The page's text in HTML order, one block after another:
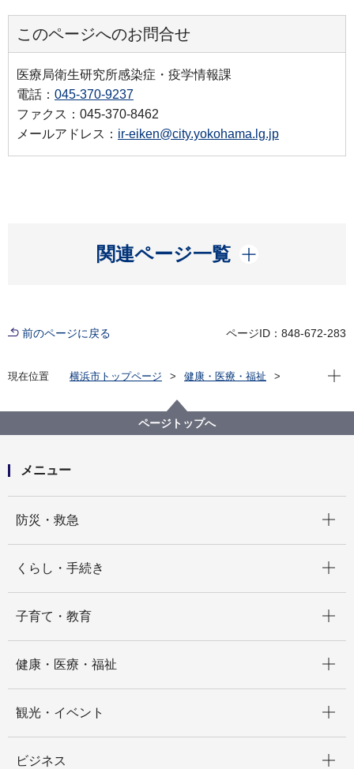
このページへのお問合せ
医療局衛生研究所感染症・疫学情報課
電話： 045-370-9237
ファクス：045-370-8462
メールアドレス： ir-eiken@city.yokohama.lg.jp
関連ページ一覧
開く
前のページに戻る ページID：848-672-283
現在位置 横浜市トップページ
健康・医療・福祉
現在
ページトップへ
メニュー
防災・救急
くらし・手続き
子育て・教育
健康・医療・福祉
観光・イベント
ビジネス